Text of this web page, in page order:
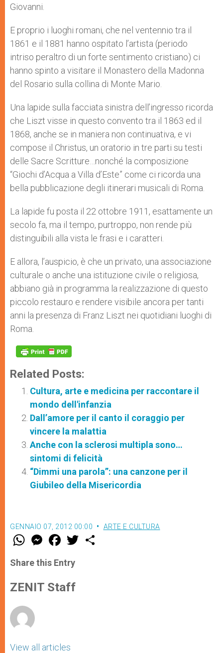
Giovanni.
E proprio i luoghi romani, che nel ventennio tra il
1861 e il 1881 hanno ospitato l’artista (periodo
intriso peraltro di un forte sentimento cristiano) ci
hanno spinto a visitare il Monastero della Madonna
del Rosario sulla collina di Monte Mario.
Una lapide sulla facciata sinistra dell’ingresso ricorda
che Liszt visse in questo convento tra il 1863 ed il
1868, anche se in maniera non continuativa, e vi
compose il Christus, un oratorio in tre parti su testi
delle Sacre Scritture…nonché la composizione
“Giochi d’Acqua a Villa d’Este” come ci ricorda una
bella pubblicazione degli itinerari musicali di Roma.
La lapide fu posta il 22 ottobre 1911, esattamente un
secolo fa, ma il tempo, purtroppo, non rende più
distinguibili alla vista le frasi e i caratteri.
E allora, l’auspicio, è che un privato, una associazione
culturale o anche una istituzione civile o religiosa,
abbiano già in programma la realizzazione di questo
piccolo restauro e rendere visibile ancora per tanti
anni la presenza di Franz Liszt nei quotidiani luoghi di
Roma.
Related Posts:
Cultura, arte e medicina per raccontare il
mondo dell'infanzia
Dall’amore per il canto il coraggio per
vincere la malattia
Anche con la sclerosi multipla sono…
sintomi di felicità
“Dimmi una parola”: una canzone per il
Giubileo della Misericordia
GENNAIO 07, 2012 00:00 ARTE E CULTURA
W
t
s
p
p
M
e
s
e
g
e
F
a
e
b
o
k
w
Share this Entry
ZENIT Staff
View all articles